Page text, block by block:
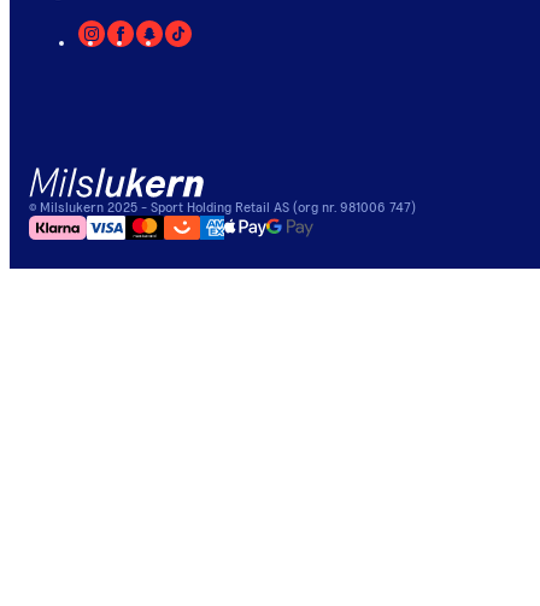
© Milslukern 2025 - Sport Holding Retail AS (org nr. 981006 747)